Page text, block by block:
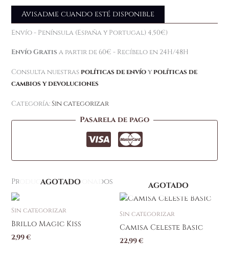
Avisadme cuando esté disponible
Envío - Península (España y Portugal) 4,50€)
Envío Gratis a partir de 60€ - Recíbelo en 24H/48H
Consulta nuestras políticas de envíoy políticas de
cambios y devoluciones
Categoría:Sin categorizar
Pasarela de pago
Productos relacionados
AGOTADO
Sin categorizar
Brillo Magic Kiss
2,99€
AGOTADO
Sin categorizar
Camisa Celeste Basic
22,99€